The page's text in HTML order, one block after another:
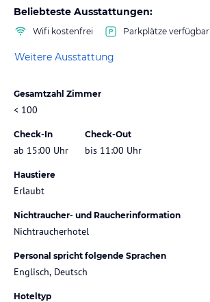
Beliebteste Ausstattungen:
Wifi kostenfrei Parkplätze verfügbar
Weitere Ausstattung
Gesamtzahl Zimmer
< 100
Check-In
ab 15:00 Uhr
Check-Out
bis 11:00 Uhr
Haustiere
Erlaubt
Nichtraucher- und Raucherinformation
Nichtraucherhotel
Personal spricht folgende Sprachen
Englisch, Deutsch
Hoteltyp